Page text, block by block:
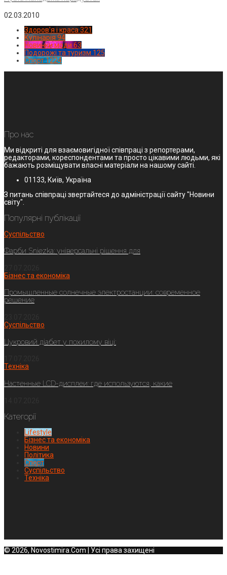
02.03.2010
Здоров'я і краса 321
Кулінарія 94
Новинки моди 63
Подорожі та туризм 125
Спорт1224
Про нас
Ми відкриті для взаємовигідної співпраці з репортерами,
редакторами, кореспондентами та просто цікавими людьми, які
бажають розміщувати власні матеріали на нашому сайті.
01133, Київ, Україна
З питань співпраці звертайтеся до адміністрації сайту "Новини
світу".
Популярні публікації
Суспільство
Фарби Sniezka: універсальні рішення для
Бізнес та економіка
Промышленные солнечные электростанции: современное
решение
Суспільство
Цукровий діабет у похилому віці:
Техніка
Настенные LCD-дисплеи: где используются, какие
Категорії
Lifestyle
Бізнес та економіка
Новини
Політика
Спорт
Суспільство
Техніка
© 2026, Novostimira.Com | Усі права захищені